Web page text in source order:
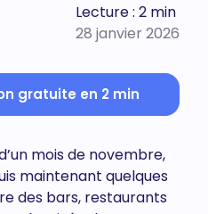
Lecture : 2 min
28 janvier 2026
gratuite en 2 min
mois de novembre,
maintenant quelques
des bars, restaurants